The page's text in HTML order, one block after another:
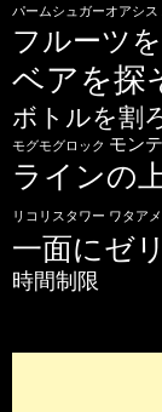
パームシュガーオアシス
フルーツ
ベアを探
ボトルを割
モグモグロック モン
ラインの
リコリスタワー ワタア
一面にゼ
時間制限